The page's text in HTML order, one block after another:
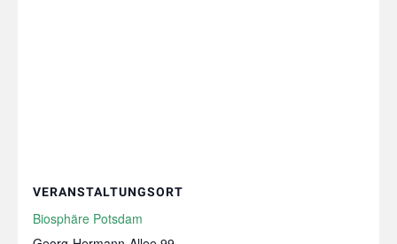
VERANSTALTUNGSORT
Biosphäre Potsdam